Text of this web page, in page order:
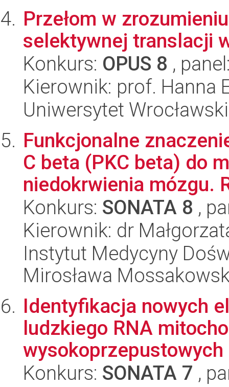
Przełom w
selektywnej translacji
Konkurs: OPUS 8 ,
Kierownik: prof. Hanna
Uniwersytet
Funkcjonalne
C beta (PKC beta) do
niedokrwienia mózgu.
Konkurs: SONATA 8 ,
Kierownik: dr
Instytut Medycyny
Mirosława
Identyfikacja nowych
ludzkiego RNA
Konkurs: SONATA 7 ,